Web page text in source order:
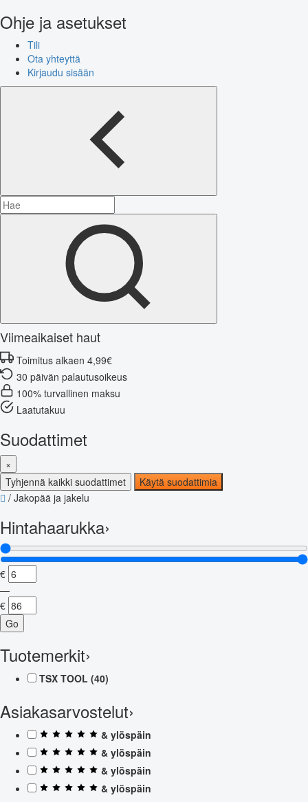
Ohje ja asetukset
Tili
Ota yhteyttä
Kirjaudu sisään
Viimeaikaiset haut
Toimitus alkaen 4,99€
30 päivän palautusoikeus
100% turvallinen maksu
Laatutakuu
Suodattimet
×
Tyhjennä kaikki suodattimet
Käytä suodattimia
/ Jakopää ja jakelu
Hintahaarukka›
€
—
€
Go
Tuotemerkit›
TSX TOOL (40)
Asiakasarvostelut›
& ylöspäin
& ylöspäin
& ylöspäin
& ylöspäin